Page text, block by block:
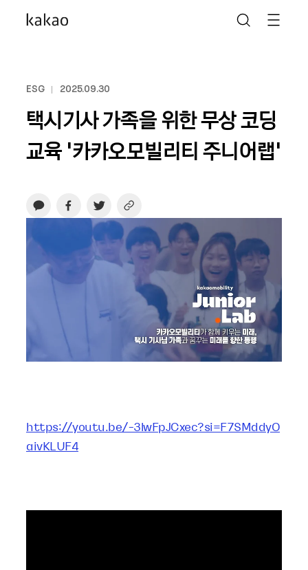
ESG 2025.09.30
택시기사 가족을 위한 무상 코딩
교육 ‘카카오모빌리티 주니어랩’
https://youtu.be/-3lwFpJCxec?si=F7SMddyO
aivKLUF4